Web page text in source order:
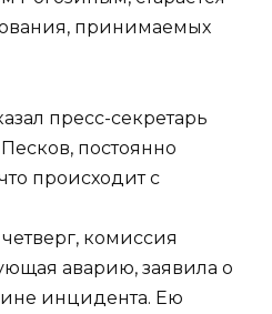
принимаемых
пресс-секретарь
постоянно
происходит с
комиссия
аварию, заявила о
инцидента. Ею